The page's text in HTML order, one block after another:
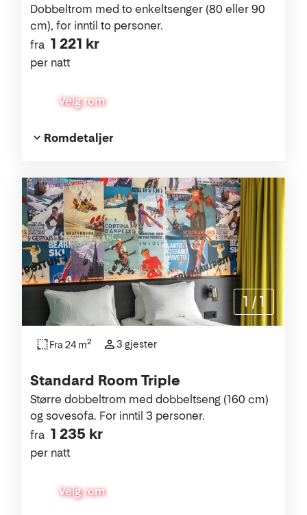
fra 1 221 kr
per natt
Dobbeltrom med to enkeltsenger (80 eller 90
cm), for inntil to personer.
Velg rom
Romdetaljer
Standard Room Triple
fra 1 235 kr
per natt
Større dobbeltrom med dobbeltseng (160 cm)
og sovesofa. For inntil 3 personer.
Velg rom
Fra 24 m2 3 gjester
1 / 1